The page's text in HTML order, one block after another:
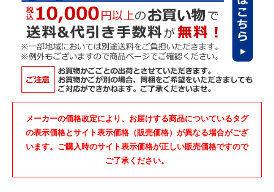
メーカーの価格改定により、お届けする商品についているタグ
の表示価格とサイト表示価格（販売価格）が異なる場合がござ
います。ご購入時のサイト表示価格が正しい販売価格ですので
ご了承ください。